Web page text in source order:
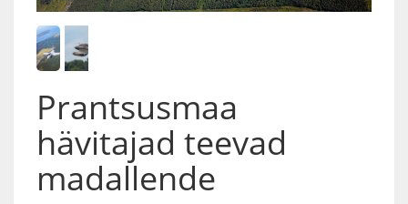
Prantsusmaa
hävitajad teevad
madallende